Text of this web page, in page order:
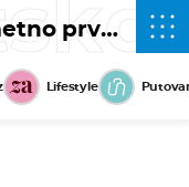
Svjetsko nogometno prvenstvo 2022
Lifestyle